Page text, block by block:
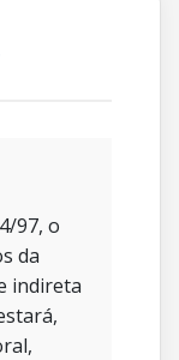
97, o
da
indireta